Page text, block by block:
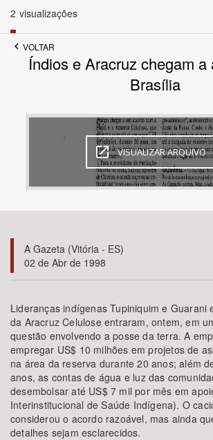
Até
Área de Levantamento
2 visualizações
VOLTAR
Índios e Aracruz chegam a
Brasília
VISUALIZAR ARQUIVO
A Gazeta (Vitória - ES)
02 de Abr de 1998
Lideranças indígenas Tupiniquim e Guarani
da Aracruz Celulose entraram, ontem, em
questão envolvendo a posse da terra. A
empregar US$ 10 milhões em projetos de
na área da reserva durante 20 anos; além
anos, as contas de água e luz das
desembolsar até US$ 7 mil por mês em
Interinstitucional de Saúde Indígena). O
considerou o acordo razoável, mas ainda
detalhes sejam esclarecidos.